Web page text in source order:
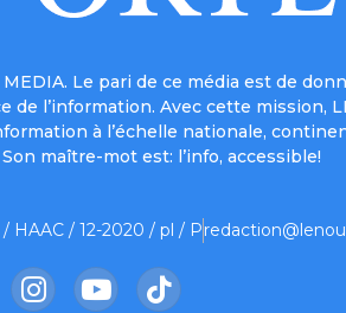
Le pari de ce média est de
l’information. Avec cette mission,
à l’échelle nationale,
maître-mot est: l’info, accessible!
HAAC / 12-2020 / pl / P
InstagramYouTubeTikTok